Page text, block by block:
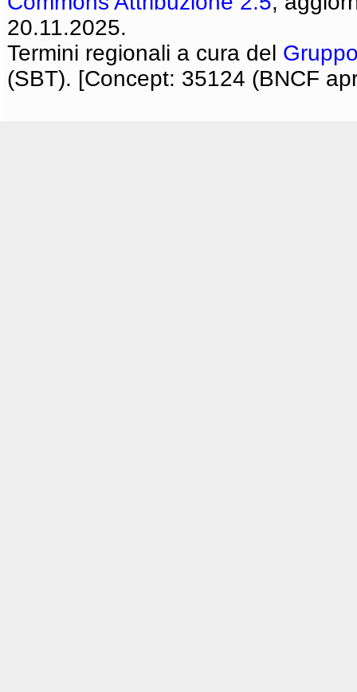
20.11.2025.
Termini regionali a cura del
(SBT). [Concept: 35124 (BNCF